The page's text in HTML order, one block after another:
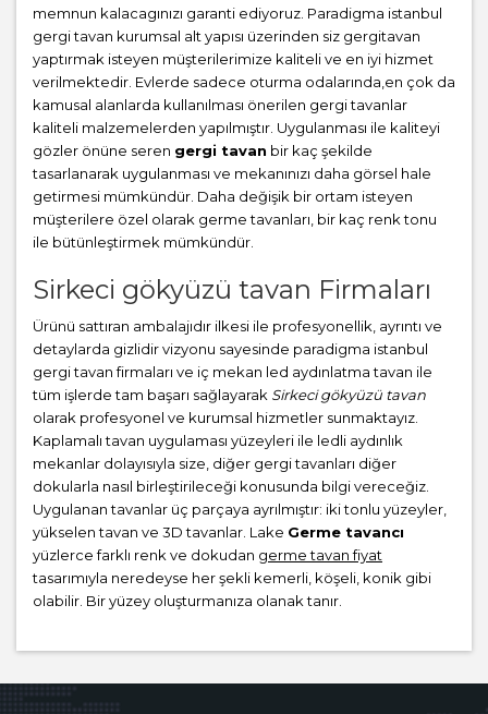
memnun kalacagınızı garanti ediyoruz. Paradigma istanbul
gergi tavan kurumsal alt yapısı üzerinden siz gergitavan
yaptırmak isteyen müşterilerimize kaliteli ve en iyi hizmet
verilmektedir. Evlerde sadece oturma odalarında,en çok da
kamusal alanlarda kullanılması önerilen gergi tavanlar
kaliteli malzemelerden yapılmıştır. Uygulanması ile kaliteyi
gözler önüne seren gergi tavan bir kaç şekilde
tasarlanarak uygulanması ve mekanınızı daha görsel hale
getirmesi mümkündür. Daha değişik bir ortam isteyen
müşterilere özel olarak germe tavanları, bir kaç renk tonu
ile bütünleştirmek mümkündür.
Sirkeci gökyüzü tavan Firmaları
Ürünü sattıran ambalajıdır ilkesi ile profesyonellik, ayrıntı ve
detaylarda gizlidir vizyonu sayesinde paradigma istanbul
gergi tavan firmaları ve iç mekan led aydınlatma tavan ile
tüm işlerde tam başarı sağlayarak Sirkeci gökyüzü tavan
olarak profesyonel ve kurumsal hizmetler sunmaktayız.
Kaplamalı tavan uygulaması yüzeyleri ile ledli aydınlık
mekanlar dolayısıyla size, diğer gergi tavanları diğer
dokularla nasıl birleştirileceği konusunda bilgi vereceğiz.
Uygulanan tavanlar üç parçaya ayrılmıştır: iki tonlu yüzeyler,
yükselen tavan ve 3D tavanlar. Lake Germe tavancı
yüzlerce farklı renk ve dokudan germe tavan fiyat
tasarımıyla neredeyse her şekli kemerli, köşeli, konik gibi
olabilir. Bir yüzey oluşturmanıza olanak tanır.